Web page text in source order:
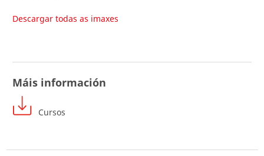
Descargar todas as imaxes
Máis información
Cursos